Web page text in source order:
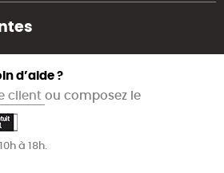
d’aide ?
client ou composez le
à 18h.